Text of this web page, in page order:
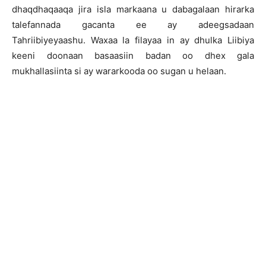
dhaqdhaqaaqa jira isla markaana u dabagalaan hirarka
talefannada gacanta ee ay adeegsadaan
Tahriibiyeyaashu. Waxaa la filayaa in ay dhulka Liibiya
keeni doonaan basaasiin badan oo dhex gala
mukhallasiinta si ay wararkooda oo sugan u helaan.